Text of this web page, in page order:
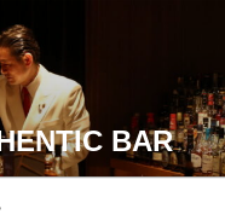
BAR